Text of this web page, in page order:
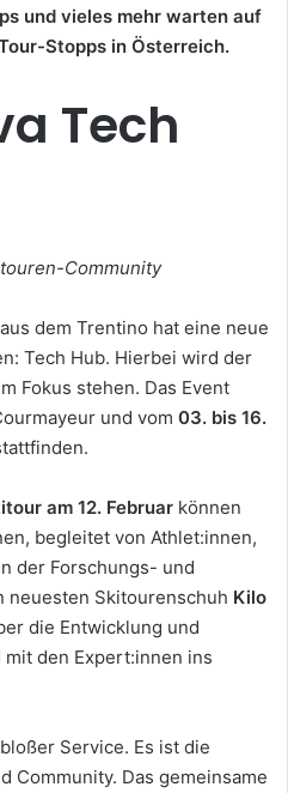
und vieles mehr warten auf
Stopps in Österreich.
Tech
Community
dem Trentino hat eine neue
Tech Hub. Hierbei wird der
Fokus stehen. Das Event
und vom 03. bis 16.
am 12. Februar können
begleitet von Athlet:innen,
der Forschungs- und
neuesten Skitourenschuh Kilo
die Entwicklung und
den Expert:innen ins
Service. Es ist die
Community. Das gemeinsame